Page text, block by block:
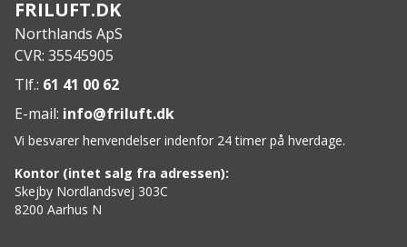
Specs:
Overordnet materiale: 98% Nylon/ 2% Elastan,
Oxford weft stretch, DWR
FRILUFT.DK
Northlands ApS
CVR: 35545905
Tlf.: 61 41 00 62
E-mail: info@friluft.dk
Vi besvarer henvendelser indenfor 24 timer på hverdage.
Kontor (intet salg fra adressen):
Skejby Nordlandsvej 303C
8200 Aarhus N